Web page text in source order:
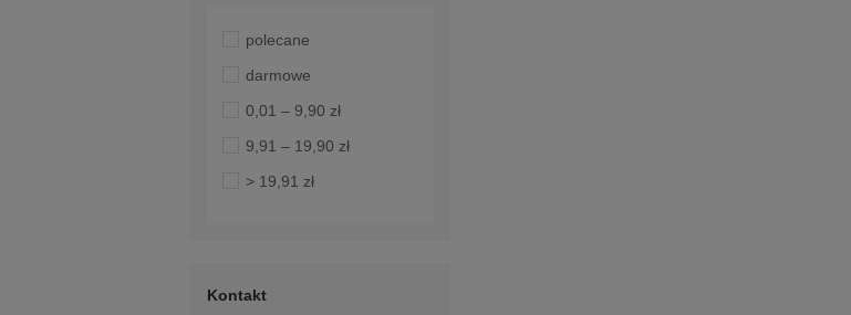
polecane
darmowe
0,01 – 9,90 zł
9,91 – 19,90 zł
> 19,91 zł
Kontakt